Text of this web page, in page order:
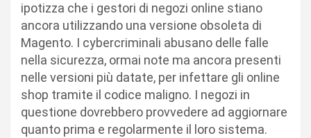
ipotizza che i gestori di negozi online stiano
ancora utilizzando una versione obsoleta di
Magento. I cybercriminali abusano delle falle
nella sicurezza, ormai note ma ancora presenti
nelle versioni più datate, per infettare gli online
shop tramite il codice maligno. I negozi in
questione dovrebbero provvedere ad aggiornare
quanto prima e regolarmente il loro sistema.